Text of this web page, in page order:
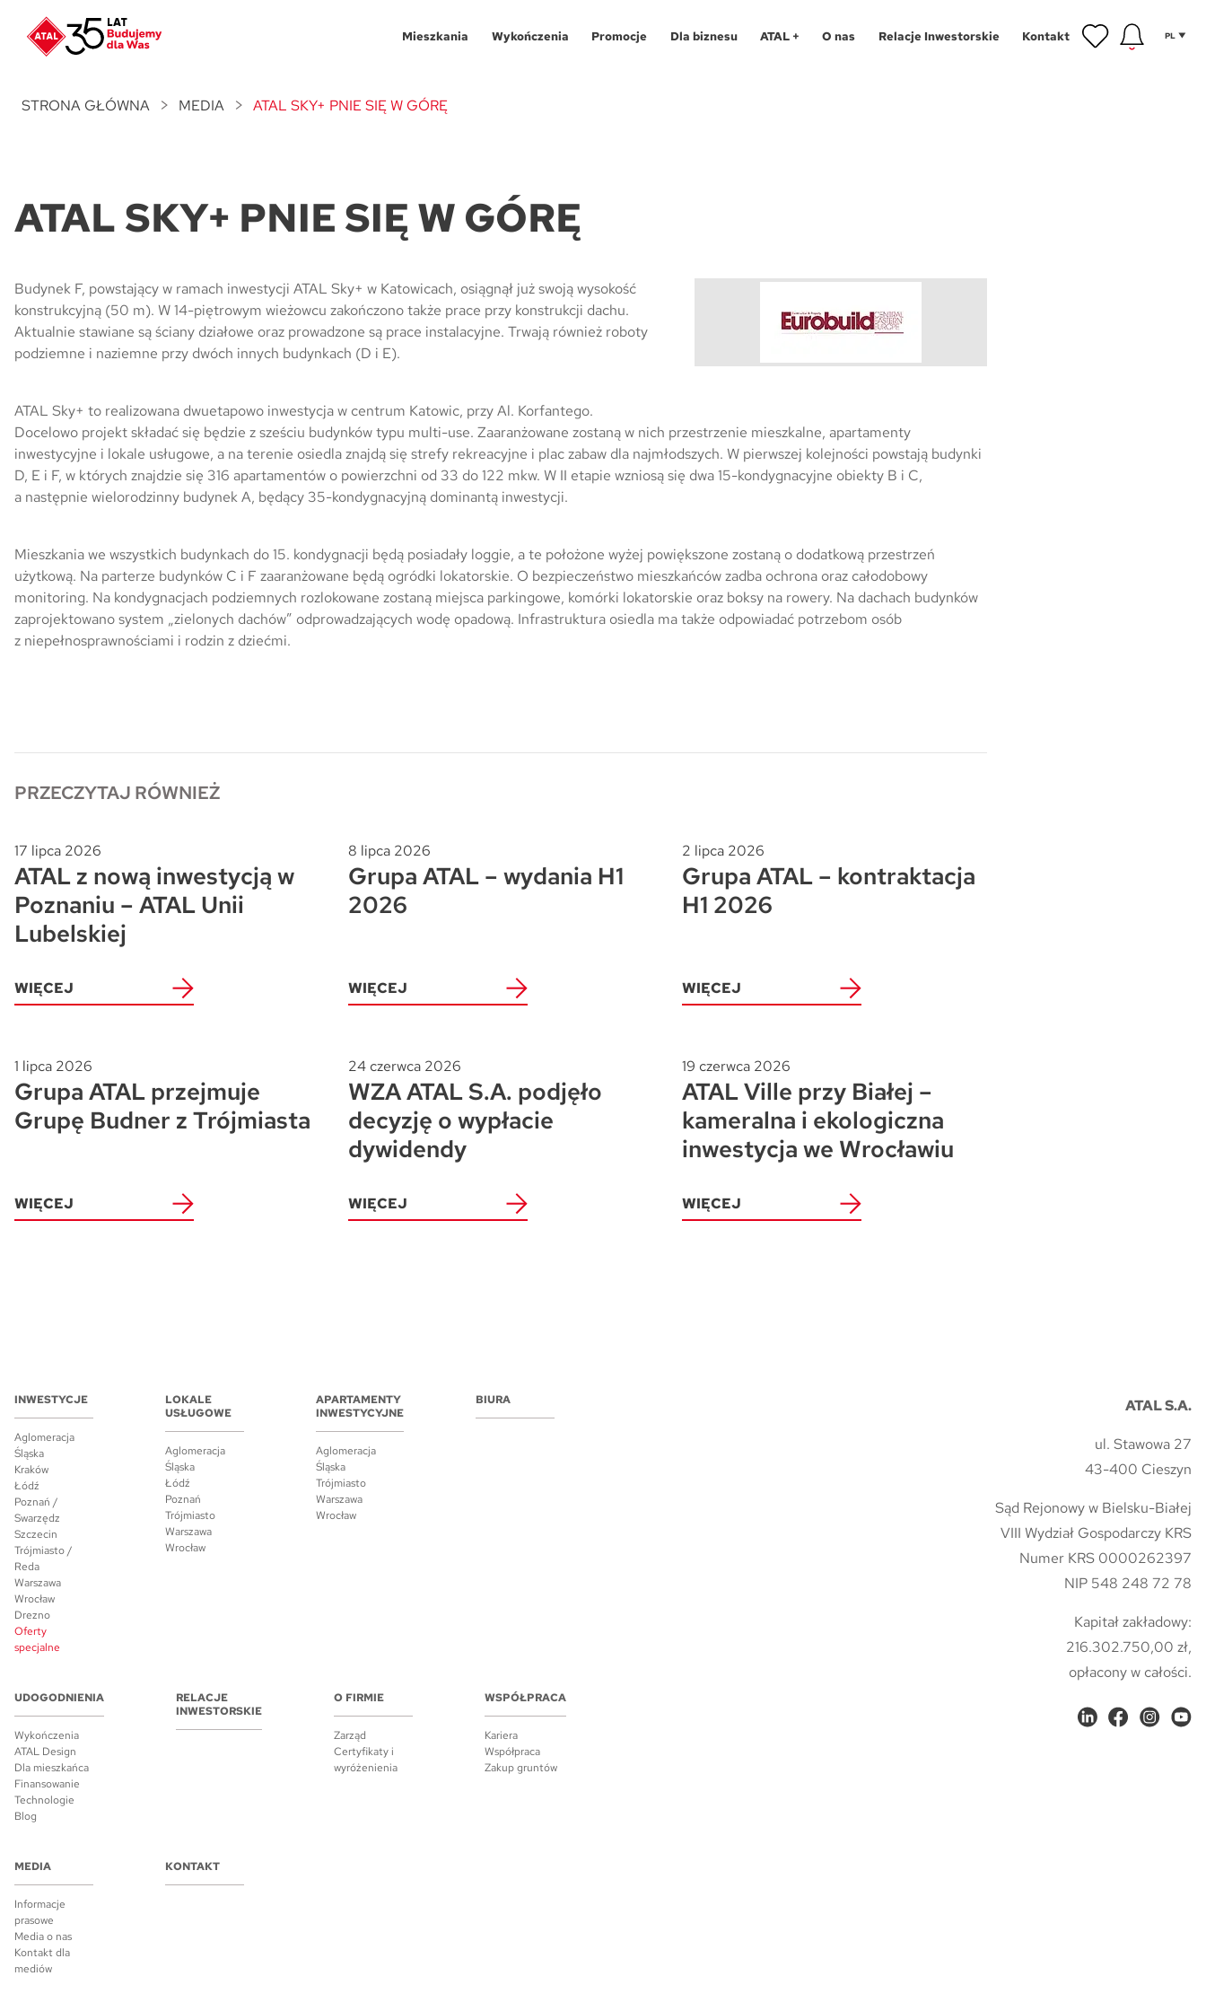
Mieszkania
Aglomeracja Śląska
Łódź
Poznań / Swarzędz
Swarzędz
Trójmiasto / Reda
Gdynia
Reda
Warszawa
Wrocław
Mapa inwestycji
Wykończenia
Pakiety
Kontakt
Promocje
Poznań / Swarzędz
Szczecin
Trójmiasto / Reda
Wrocław
Dla biznesu
Trójmiasto
Wrocław
Mapa inwestycji
ATAL +
Technologie
Blog
O nas Relacje Inwestorskie Kontakt PL
STRONA GŁÓWNA MEDIA ATAL SKY+ PNIE SIĘ W GÓRĘ
ATAL SKY+ PNIE SIĘ W GÓRĘ
Budynek F, powstający w ramach inwestycji ATAL Sky+ w Katowicach, osiągnął już swoją wysokość
konstrukcyjną (50 m). W 14-piętrowym wieżowcu zakończono także prace przy konstrukcji dachu.
Aktualnie stawiane są ściany działowe oraz prowadzone są prace instalacyjne. Trwają również roboty
podziemne i naziemne przy dwóch innych budynkach (D i E).
ATAL Sky+ to realizowana dwuetapowo inwestycja w centrum Katowic, przy Al. Korfantego.
Docelowo projekt składać się będzie z sześciu budynków typu multi-use. Zaaranżowane zostaną w nich przestrzenie mieszkalne, apartamenty
inwestycyjne i lokale usługowe, a na terenie osiedla znajdą się strefy rekreacyjne i plac zabaw dla najmłodszych. W pierwszej kolejności powstają budynki
D, E i F, w których znajdzie się 316 apartamentów o powierzchni od 33 do 122 mkw. W II etapie wzniosą się dwa 15-kondygnacyjne obiekty B i C,
a następnie wielorodzinny budynek A, będący 35-kondygnacyjną dominantą inwestycji.
Mieszkania we wszystkich budynkach do 15. kondygnacji będą posiadały loggie, a te położone wyżej powiększone zostaną o dodatkową przestrzeń
użytkową. Na parterze budynków C i F zaaranżowane będą ogródki lokatorskie. O bezpieczeństwo mieszkańców zadba ochrona oraz całodobowy
monitoring. Na kondygnacjach podziemnych rozlokowane zostaną miejsca parkingowe, komórki lokatorskie oraz boksy na rowery. Na dachach budynków
zaprojektowano system „zielonych dachów” odprowadzających wodę opadową. Infrastruktura osiedla ma także odpowiadać potrzebom osób
z niepełnosprawnościami i rodzin z dziećmi.
PRZECZYTAJ RÓWNIEŻ
17 lipca 2026
ATAL z nową inwestycją w
Poznaniu – ATAL Unii
Lubelskiej
WIĘCEJ
8 lipca 2026
Grupa ATAL – wydania H1
2026
WIĘCEJ
2 lipca 2026
Grupa ATAL – kontraktacja
H1 2026
WIĘCEJ
1 lipca 2026
Grupa ATAL przejmuje
Grupę Budner z Trójmiasta
WIĘCEJ
24 czerwca 2026
WZA ATAL S.A. podjęło
decyzję o wypłacie
dywidendy
WIĘCEJ
19 czerwca 2026
ATAL Ville przy Białej –
kameralna i ekologiczna
inwestycja we Wrocławiu
WIĘCEJ
INWESTYCJE
Aglomeracja
Śląska
Kraków
Łódź
Poznań /
Swarzędz
Szczecin
Trójmiasto /
Reda
Warszawa
Wrocław
Drezno
Oferty
specjalne
LOKALE
USŁUGOWE
Aglomeracja
Śląska
Łódź
Poznań
Trójmiasto
Warszawa
Wrocław
APARTAMENTY
INWESTYCYJNE
Aglomeracja
Śląska
Trójmiasto
Warszawa
Wrocław
BIURA
UDOGODNIENIA
Wykończenia
ATAL Design
Dla mieszkańca
Finansowanie
Technologie
Blog
RELACJE
INWESTORSKIE
O FIRMIE
Zarząd
Certyfikaty i
wyróżenienia
WSPÓŁPRACA
Kariera
Współpraca
Zakup gruntów
MEDIA
Informacje
prasowe
Media o nas
Kontakt dla
mediów
KONTAKT
ATAL S.A.
ul. Stawowa 27
43-400 Cieszyn
Sąd Rejonowy w Bielsku-Białej
VIII Wydział Gospodarczy KRS
Numer KRS 0000262397
NIP 548 248 72 78
Kapitał zakładowy:
216.302.750,00 zł,
opłacony w całości.
w Poznaniu
NOWOŚĆ
Program Poleceń ATAL
NOWOŚĆ
ATAL Floriana w Szczecinie
NOWOŚĆ
Skwer Witosa w Piastowie